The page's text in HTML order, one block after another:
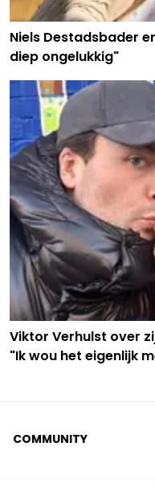
Niels Destadsbader
diep ongelukkig"
Viktor Verhulst over
"Ik wou het eigenlijk
COMMUNITY